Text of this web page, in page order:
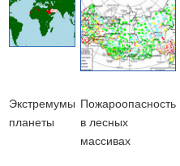
Экстремумы
планеты
Пожароопасность
в лесных
массивах